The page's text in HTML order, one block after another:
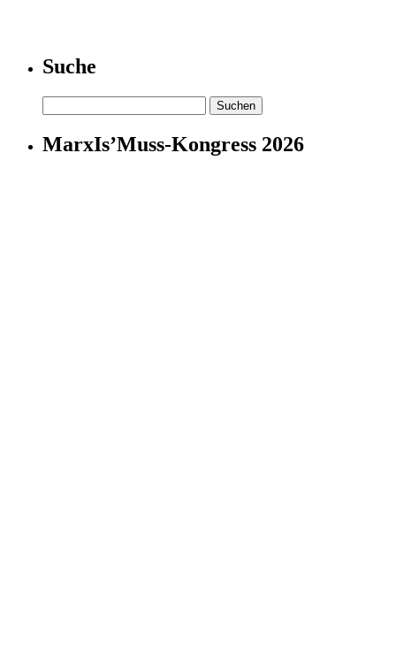
Suche
nach:
MarxIs’Muss-Kongress 2026